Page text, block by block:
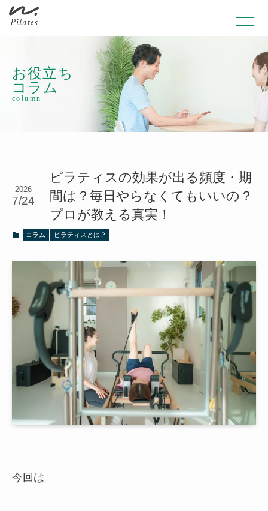
お役立ち
コラム
column
ピラティスの効果が出る頻度・期
間は？毎日やらなくてもいいの？
プロが教える真実！
2026
7/24
コラム ピラティスとは？
今回は